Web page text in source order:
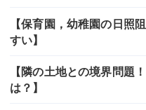
【保育園，幼稚園の日照
すい】
【隣の土地との境界問題
は？】